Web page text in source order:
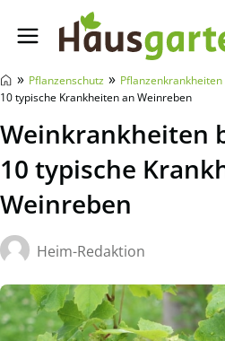
Hausgarten.net
» Pflanzenschutz » Pflanzenkrankheiten
10 typische Krankheiten an Weinreben
Weinkrankheiten
10 typische
Weinreben
Heim-Redaktion